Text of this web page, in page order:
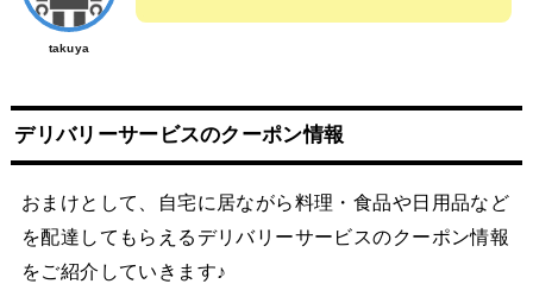
takuya
デリバリーサービスのクーポン情報
おまけとして、自宅に居ながら料理・食品や日用品など
を配達してもらえるデリバリーサービスのクーポン情報
をご紹介していきます♪